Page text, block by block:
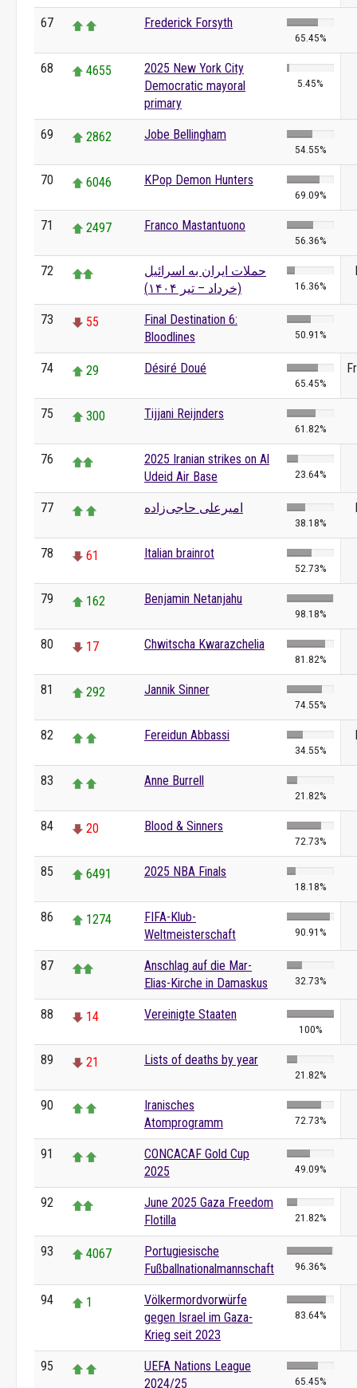
67 Frederick Forsyth
65.45%
68 4655
2025 New York City
Democratic mayoral
primary
5.45%
69 2862 Jobe Bellingham
54.55%
70 6046 KPop Demon Hunters
69.09%
71 2497 Franco Mastantuono
56.36%
72
حملات ایران به اسرائیل
(خرداد – تیر ۱۴۰۴)
16.36%
73 55
Final Destination 6:
Bloodlines
50.91%
74 29 Désiré Doué
65.45%
75 300 Tijjani Reijnders
61.82%
76
2025 Iranian strikes on Al
Udeid Air Base
23.64%
77 امیرعلی حاجی‌زاده
38.18%
78 61 Italian brainrot
52.73%
79 162 Benjamin Netanjahu
98.18%
80 17 Chwitscha Kwarazchelia
81.82%
81 292 Jannik Sinner
74.55%
82 Fereidun Abbassi
34.55%
83 Anne Burrell
21.82%
84 20 Blood & Sinners
72.73%
85 6491 2025 NBA Finals
18.18%
86 1274
FIFA-Klub-
Weltmeisterschaft
90.91%
87
Anschlag auf die Mar-
Elias-Kirche in Damaskus
32.73%
88 14 Vereinigte Staaten
100%
89 21 Lists of deaths by year
21.82%
90
Iranisches
Atomprogramm
72.73%
91
CONCACAF Gold Cup
2025
49.09%
92
June 2025 Gaza Freedom
Flotilla
21.82%
93 4067
Portugiesische
Fußballnationalmannschaft
96.36%
94 1
Völkermordvorwürfe
gegen Israel im Gaza-
Krieg seit 2023
83.64%
95
UEFA Nations League
2024/25
65.45%